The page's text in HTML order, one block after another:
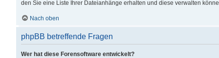
den Sie eine Liste Ihrer Dateianhänge erhalten und diese verwalten
Nach oben
phpBB betreffende Fragen
Wer hat diese Forensoftware entwickelt?